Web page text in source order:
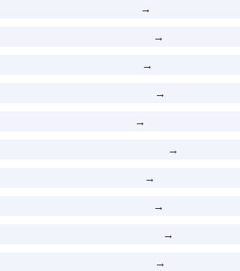
→
→
→
→
→
→
→
→
→
→